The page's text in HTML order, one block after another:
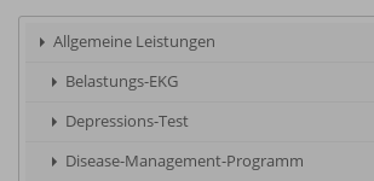
Allgemeine Leistungen
Belastungs-EKG
Depressions-Test
Disease-Management-Programm